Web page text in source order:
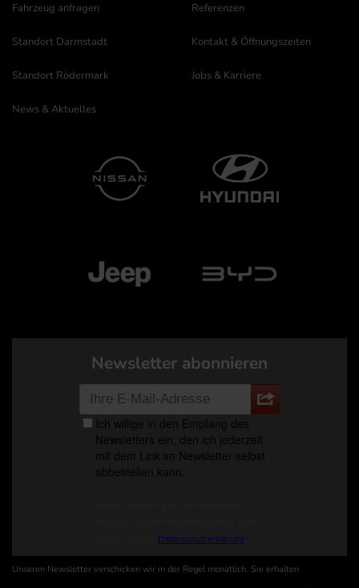
Fahrzeug anfragen Referenzen
Standort Darmstadt
Standort Rödermark
News & Aktuelles
Kontakt & Öffnungszeiten
Jobs & Karriere
Newsletter abonnieren
Unseren Newsletter verschicken wir in der Regel monatlich. Sie erhalten